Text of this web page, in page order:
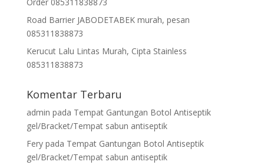
Road Barrier JABODETABEK murah, pesan
085311838873
Kerucut Lalu Lintas Murah, Cipta Stainless
085311838873
Komentar Terbaru
admin pada Tempat Gantungan Botol Antiseptik
gel/Bracket/Tempat sabun antiseptik
Ferypada Tempat Gantungan Botol Antiseptik
gel/Bracket/Tempat sabun antiseptik